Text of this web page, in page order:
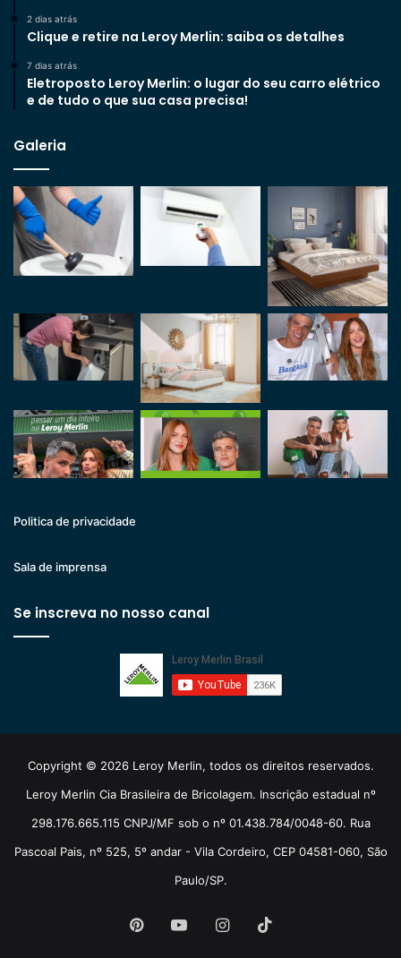
2 dias atrás
Clique e retire na Leroy Merlin: saiba os detalhes
7 dias atrás
Eletroposto Leroy Merlin: o lugar do seu carro elétrico
e de tudo o que sua casa precisa!
Galeria
Politica de privacidade
Sala de imprensa
Se inscreva no nosso canal
Copyright © 2026 Leroy Merlin, todos os direitos reservados.
Leroy Merlin Cia Brasileira de Bricolagem. Inscrição estadual nº
298.176.665.115 CNPJ/MF sob o nº 01.438.784/0048-60. Rua
Pascoal Pais, nº 525, 5º andar - Vila Cordeiro, CEP 04581-060, São
Paulo/SP.
PinterestYouTubeInstagram